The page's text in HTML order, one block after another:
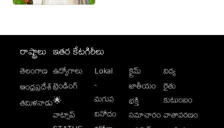
రాష్ట్రాలు
తెలంగాణ
ఆంధ్రప్రదేశ్
తమిళనాడు
ఇతర కేటగిరీలు
ఉద్యోగాలు
ట్రెండింగ్
🌟
వాట్సాప్
Lokal
-
మగువ
వినోదం
క్రైమ్
జాతీయం
భక్తి
సమాచారం
విద్య
రైతు
కుటుంబం
వాతావరణం